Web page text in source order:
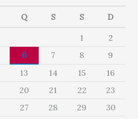
Q S S D
1
2
6 7 8
9
13 14 15
16
20 21 22
23
27 28 29
30